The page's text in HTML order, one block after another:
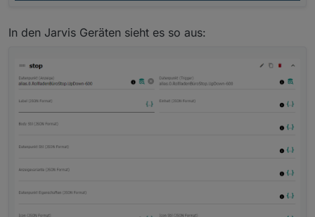
In den Jarvis Geräten sieht es so aus: